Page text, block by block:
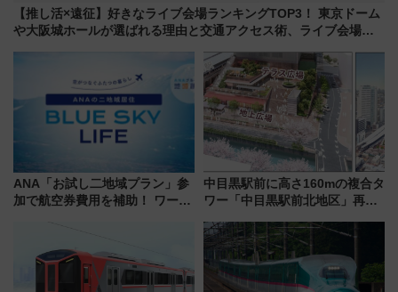
【推し活×遠征】好きなライブ会場ランキングTOP3！ 東京ドーム
や大阪城ホールが選ばれる理由と交通アクセス術、ライブ会場に
ANA「お試し二地域プラン」参
加で航空券費用を補助！ ワーケ
が拡大！
中目黒駅前に高さ160mの複合タ
ワー「中目黒駅前北地区」再開